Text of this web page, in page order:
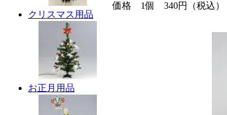
クリスマス用品
お正月用品
価格 1個 340円（税込）